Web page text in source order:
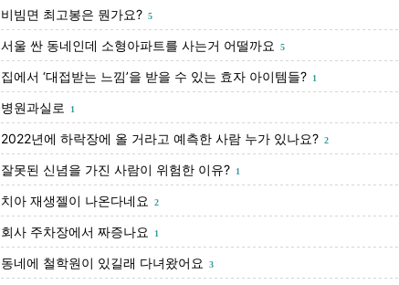
비빔면 최고봉은 뭔가요? 5
서울 싼 동네인데 소형아파트를 사는거 어떨까요 5
집에서 ‘대접받는 느낌’을 받을 수 있는 효자 아이템들? 1
병원과실로 1
2022년에 하락장에 올 거라고 예측한 사람 누가 있나요? 2
잘못된 신념을 가진 사람이 위험한 이유? 1
치아 재생젤이 나온다네요 2
회사 주차장에서 짜증나요 1
동네에 철학원이 있길래 다녀왔어요 3